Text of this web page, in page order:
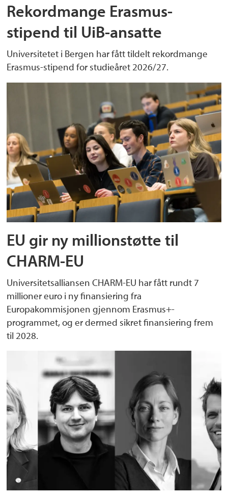
Rekordmange Erasmus-
stipend til UiB-ansatte
Universitetet i Bergen har fått tildelt rekordmange
Erasmus-stipend for studieåret 2026/27.
EU gir ny millionstøtte til
CHARM-EU
Universitetsalliansen CHARM-EU har fått rundt 7
millioner euro i ny finansiering fra
Europakommisjonen gjennom Erasmus+-
programmet, og er dermed sikret finansiering frem
til 2028.